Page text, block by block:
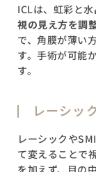
ICLは、虹彩と
視の見え方を調
で、角膜が薄い
す。手術が可能
す。
レーシッ
レーシックや
て変えることで
Q4. 術後
まとめ 〜ICL
ICLのメリ